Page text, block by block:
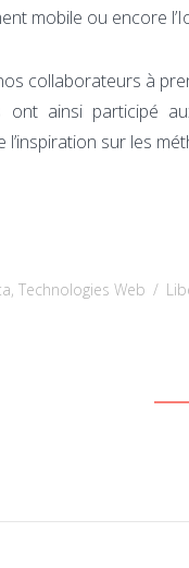
mobile ou encore
collaborateurs à
ont ainsi participé
sur les
, Technologies Web /